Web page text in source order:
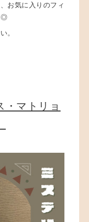
お気に入りのフィ
◎
。
・マトリョ